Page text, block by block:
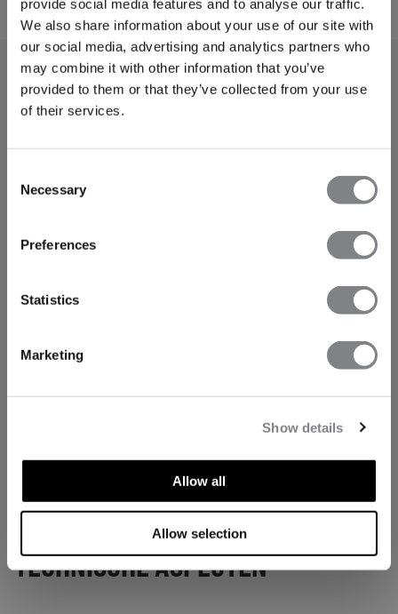
provide social media features and to analyse our traffic.
We also share information about your use of our site with
our social media, advertising and analytics partners who
may combine it with other information that you’ve
provided to them or that they’ve collected from your use
of their services.
Selection
Necessary
Preferences
Statistics
Marketing
Show details
Allow all
Allow selection
TECHNISCHE ASPECTEN